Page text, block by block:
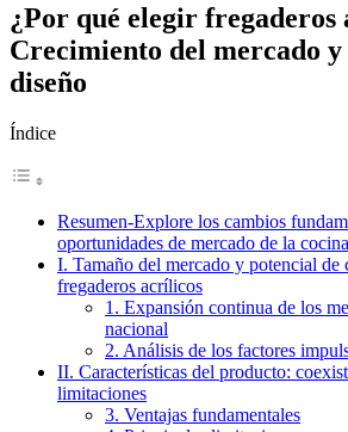
¿Por qué elegir fregaderos
Crecimiento del mercado y
diseño
Índice
Resumen-Explore los cambios
oportunidades de mercado de la
I. Tamaño del mercado y potencial de
fregaderos acrílicos
1. Expansión continua de los
nacional
2. Análisis de los factores
II. Características del producto:
limitaciones
3. Ventajas fundamentales